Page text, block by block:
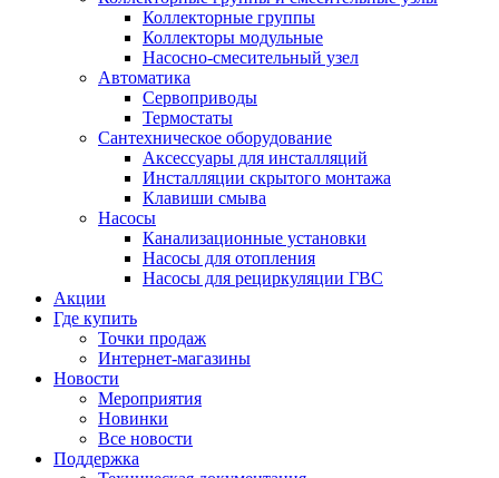
Коллекторные группы
Коллекторы модульные
Насосно-смесительный узел
Автоматика
Сервоприводы
Термостаты
Сантехническое оборудование
Аксессуары для инсталляций
Инсталляции скрытого монтажа
Клавиши смыва
Насосы
Канализационные установки
Насосы для отопления
Насосы для рециркуляции ГВС
Акции
Где купить
Точки продаж
Интернет-магазины
Новости
Мероприятия
Новинки
Все новости
Поддержка